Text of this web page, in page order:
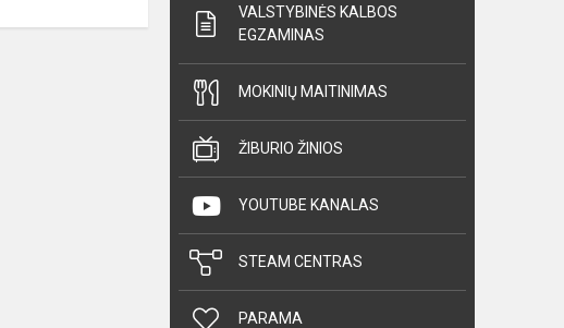
VALSTYBINĖS KALBOS
EGZAMINAS
MOKINIŲ MAITINIMAS
ŽIBURIO ŽINIOS
YOUTUBE KANALAS
STEAM CENTRAS
PARAMA